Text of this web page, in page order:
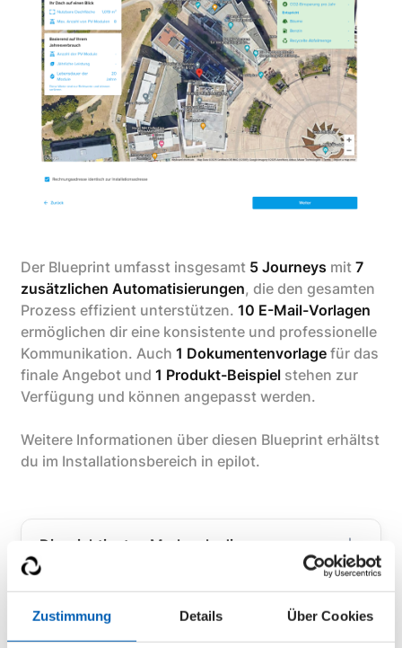
Zustimmung Details Über Cookies
Der Blueprint umfasst insgesamt 5 Journeys mit7
zusätzlichen Automatisierungen, die den gesamten
Prozess effizient unterstützen.10 E-Mail-Vorlagen
ermöglichen dir eine konsistente und professionelle
Kommunikation. Auch1 Dokumentenvorlage für das
finale Angebot und1 Produkt-Beispiel stehen zur
Verfügung und können angepasst werden.
Weitere Informationen über diesen Blueprint erhältst
du im Installationsbereich in epilot.
Die wichtigsten Merkmale dieses
Blueprints